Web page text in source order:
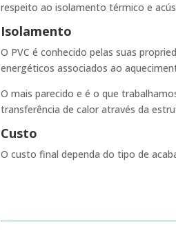
respeito ao isolamento térmico e
Isolamento
O PVC é conhecido pelas suas
energéticos associados ao
O mais parecido e é o que
transferência de calor através da
Custo
O custo final dependa do tipo de